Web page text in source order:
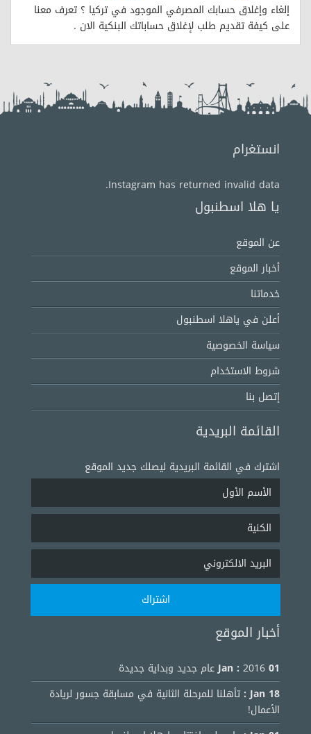
إلغاء وإغلاق حسابك المصرفي الموجود في تركيا ؟ تعرف معنا
على كيفة تقديم طلب لإغلاق حساباتك البنكية الان .
انستغرام
Instagram has returned invalid data.
يا هلا اسطنبول
عن الموقع
أخبار الموقع
خدماتنا
أعلن في ياهلا اسطنبول
سياسة الخصوصية
شروط الاستخدام
إتصل بنا
القائمة البريدية
اشترك في القائمة البريدية ليصلك جديد الموقع
أخبار الموقع
01 Jan :2016 عام جديد وبداية جديدة
18 Jan :
تأهلنا للمرحلة الثانية في مسابقة جسور لريادة
الأعمال!